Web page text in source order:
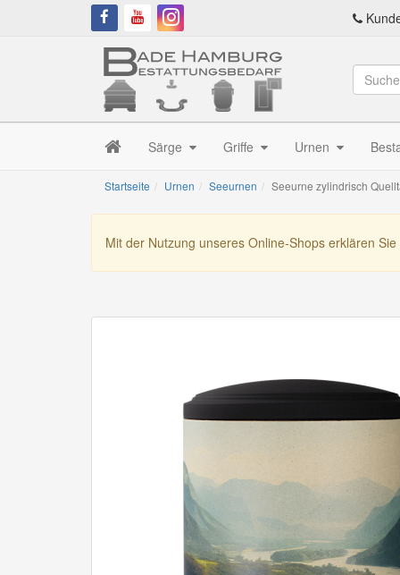
Särge Griffe Urnen
Startseite Urnen Seeurnen Seeurne zylindrisch
Mit der Nutzung unseres Online-Shops erklären